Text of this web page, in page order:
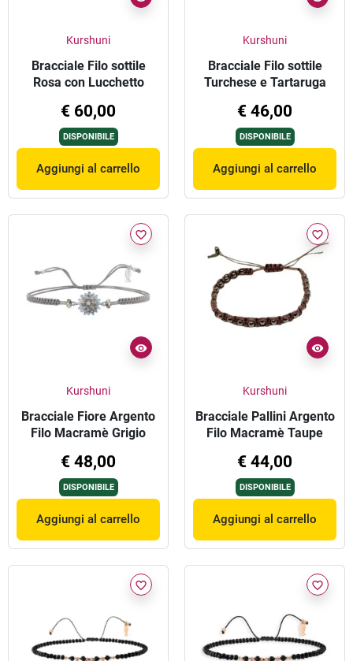
Kurshuni
Bracciale Filo sottile
Rosa con Lucchetto
€ 60,00
DISPONIBILE
Aggiungi al carrello
Kurshuni
Bracciale Filo sottile
Turchese e Tartaruga
€ 46,00
DISPONIBILE
Aggiungi al carrello
favorite_border
Kurshuni
Bracciale Fiore Argento
Filo Macramè Grigio
€ 48,00
DISPONIBILE
Aggiungi al carrello
favorite_border
Kurshuni
Bracciale Pallini Argento
Filo Macramè Taupe
€ 44,00
DISPONIBILE
Aggiungi al carrello
favorite_border favorite_border